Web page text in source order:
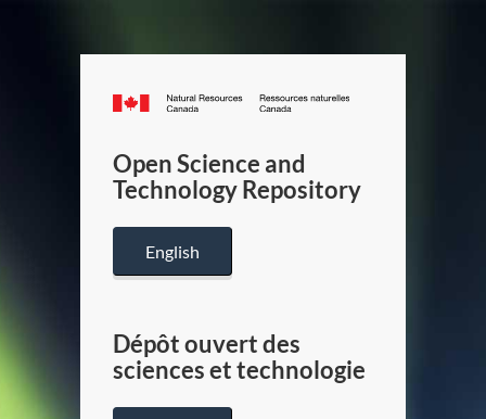
Canada.ca
/
Canada
Open Science and
Technology Repository
English
Dépôt ouvert des
sciences et technologie